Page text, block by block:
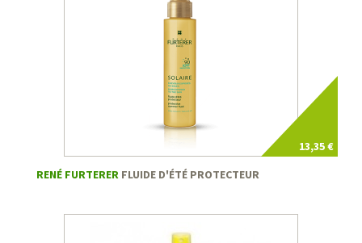
13,35 €
RENÉ FURTERER FLUIDE D'ÉTÉ PROTECTEUR